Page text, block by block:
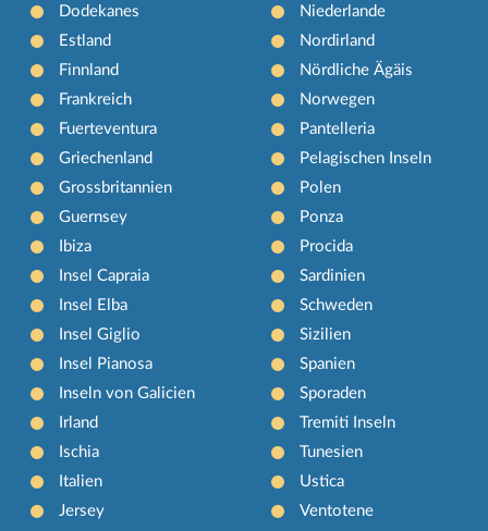
Dodekanes
Estland
Finnland
Frankreich
Fuerteventura
Griechenland
Grossbritannien
Guernsey
Ibiza
Insel Capraia
Insel Elba
Insel Giglio
Insel Pianosa
Inseln von Galicien
Irland
Ischia
Italien
Jersey
Niederlande
Nordirland
Nördliche Ägäis
Norwegen
Pantelleria
Pelagischen Inseln
Polen
Ponza
Procida
Sardinien
Schweden
Sizilien
Spanien
Sporaden
Tremiti Inseln
Tunesien
Ustica
Ventotene